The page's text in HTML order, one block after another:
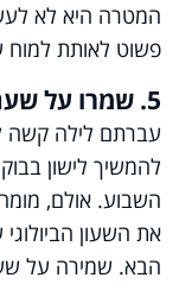
המטרה היא לא
פשוט לאותת למוח
5. שמרו על שעת יקיצה קבועה (גם בסופי שבוע)
עברתם לילה קשה
להמשיך לישון
השבוע. אולם,
את השעון
הבא. שמירה על